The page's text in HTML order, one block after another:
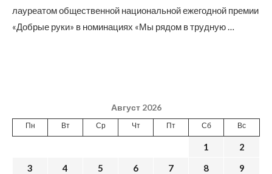
лауреатом общественной национальной ежегодной премии
«Добрые руки» в номинациях «Мы рядом в трудную …
Август 2026
Пн Вт Ср Чт Пт Сб Вс
1
2
3
4 5 6 7 8
9